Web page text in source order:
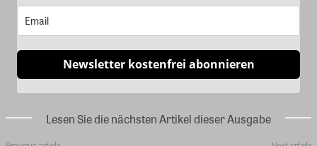
Newsletter kostenfrei abonnieren
Lesen Sie die nächsten Artikel dieser Ausgabe